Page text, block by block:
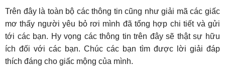
Trên đây là toàn bộ các thông tin cũng như giải mã các giấc
mơ thấy người yêu bỏ rơi mình đã tổng hợp chi tiết và gửi
tới các bạn. Hy vọng các thông tin trên đây sẽ thật sự hữu
ích đối với các bạn. Chúc các bạn tìm được lời giải đáp
thích đáng cho giấc mộng của mình.